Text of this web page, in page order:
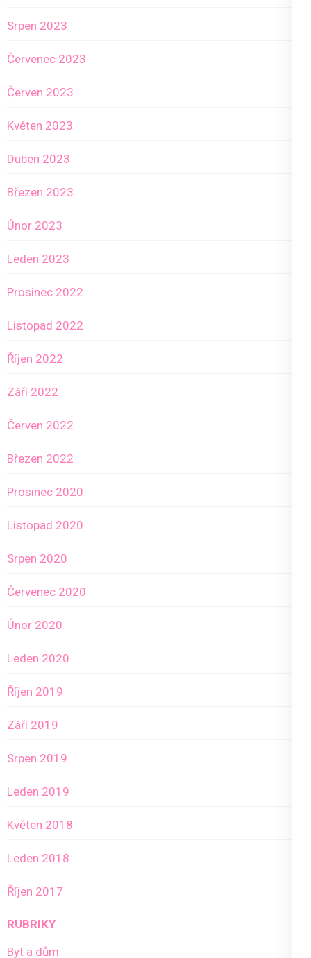
Srpen 2023
Červenec 2023
Červen 2023
Květen 2023
Duben 2023
Březen 2023
Únor 2023
Leden 2023
Prosinec 2022
Listopad 2022
Říjen 2022
Září 2022
Červen 2022
Březen 2022
Prosinec 2020
Listopad 2020
Srpen 2020
Červenec 2020
Únor 2020
Leden 2020
Říjen 2019
Září 2019
Srpen 2019
Leden 2019
Květen 2018
Leden 2018
Říjen 2017
RUBRIKY
Byt a dům